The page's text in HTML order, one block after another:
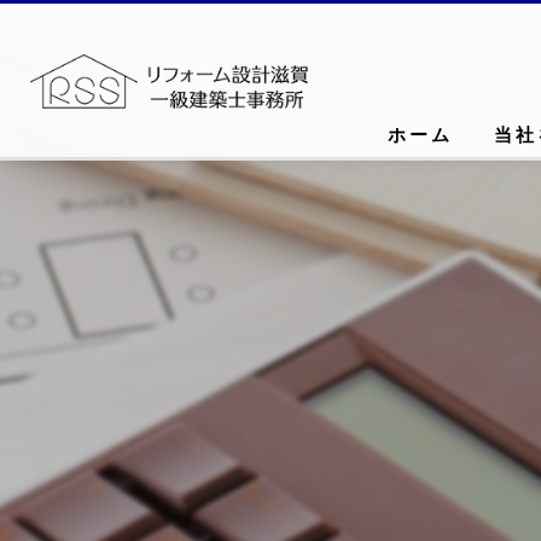
ホーム 当